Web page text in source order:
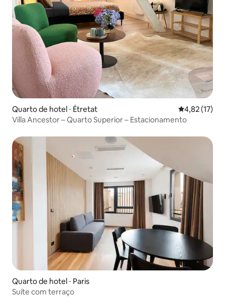
Quarto de hotel ⋅ Étretat 4,82 de uma
4,82 (17)
Villa Ancestor – Quarto Superior – Estacionamento
Quarto de hotel ⋅ Paris
Suíte com terraço